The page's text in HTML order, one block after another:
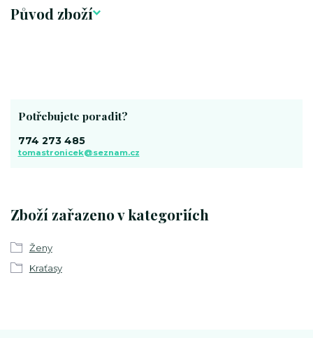
Původ zboží
Zboží zařazeno v kategoriích
Ženy
Kraťasy
Potřebujete poradit?
774 273 485
tomastronicek@seznam.cz